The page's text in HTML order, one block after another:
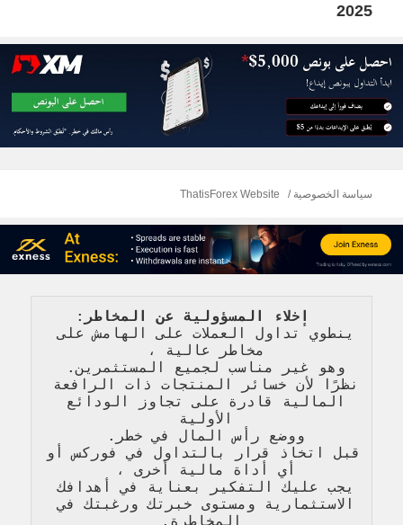
2025
سياسة الخصوصية ThatisForex Website
إخلاء المسؤولية عن المخاطر :
ينطوي تداول العملات على الهامش على
مخاطر عالية
،
وهو غير مناسب لجميع المستثمرين.
الأولية
ووضع رأس المال في خطر.
أي أداة مالية أخرى ،
يجب عليك التفكير بعناية في أهدافك
الاستثمارية ومستوى خبرتك ورغبتك في
المخاطرة .